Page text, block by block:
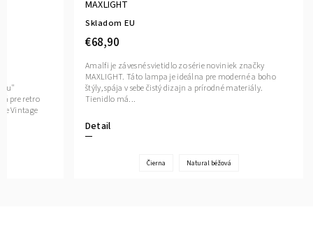
pre retro
Vintage
MAXLIGHT
Skladom EU
€68,90
Detail
Amalfi je závesné svietidlo zo série noviniek značky
MAXLIGHT. Táto lampa je ideálna pre moderné a boho
štýly, spája v sebe čistý dizajn a prírodné materiály.
Tienidlo má...
Čierna Natural béžová